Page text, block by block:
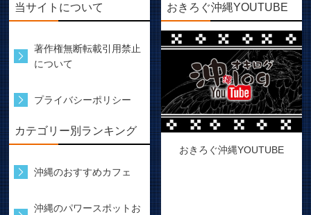
当サイトについて
著作権無断転載引用禁止
について
プライバシーポリシー
カテゴリー別ランキング
沖縄のおすすめカフェ
沖縄のパワースポットお
おきろぐ沖縄YOUTUBE
おきろぐ沖縄YOUTUBE